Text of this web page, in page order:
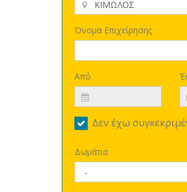
Όνομα Επιχείρησης
Από
Δεν έχω
Δωμάτια